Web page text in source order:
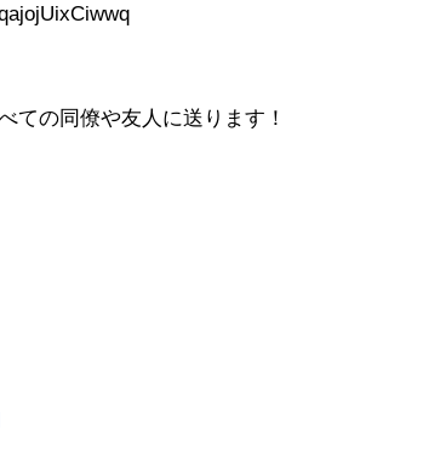
ての同僚や友人に送ります！